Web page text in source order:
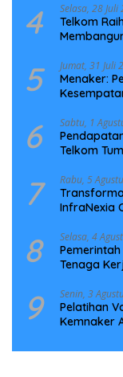
4 Selasa, 28 Juli
Telkom
5 Jumat, 31 Juli
Menaker:
6 Sabtu, 1
Telkom
7 Rabu, 5
InfraNexia
8 Selasa, 4
Tenaga
9 Senin, 3
Pelatihan
Kemnaker